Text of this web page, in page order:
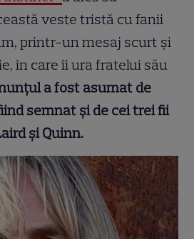
veste tristă cu fanii
printr-un mesaj scurt și
în care îi ura fratelui său
a fost asumat de
semnat și de cei trei fii
și Quinn.